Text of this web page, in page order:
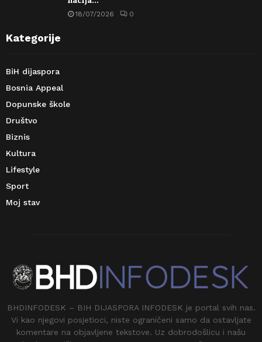
18/07/2026 0
Kategorije
BiH dijaspora
Bosnia Appeal
Dopunske škole
Društvo
Biznis
Kultura
Lifestyle
Sport
Moj stav
BHDINFODESK – BIH DIJASPORA INFODESK je portal svih nas.
Vi kao njegovi posjetioci, niste ograničeni samo da ostavljate
komentare na objavljene tekstove. Uz dobrodošlicu i našu